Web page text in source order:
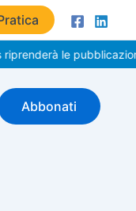
le pubblicazioni
Abbonati